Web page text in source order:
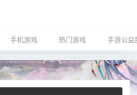
手机游戏 热门游戏 手游公益